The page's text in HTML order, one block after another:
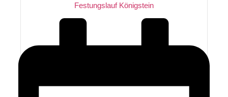
Festungslauf Königstein